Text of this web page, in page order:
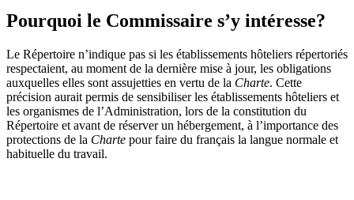
Pourquoi le Commissaire s’y intéresse?
Le Répertoire n’indique pas si les établissements hôteliers répertoriés
respectaient, au moment de la dernière mise à jour, les obligations
auxquelles elles sont assujetties en vertu de la Charte. Cette
précision aurait permis de sensibiliser les établissements hôteliers et
les organismes de l’Administration, lors de la constitution du
Répertoire et avant de réserver un hébergement, à l’importance des
protections de la Charte pour faire du français la langue normale et
habituelle du travail.